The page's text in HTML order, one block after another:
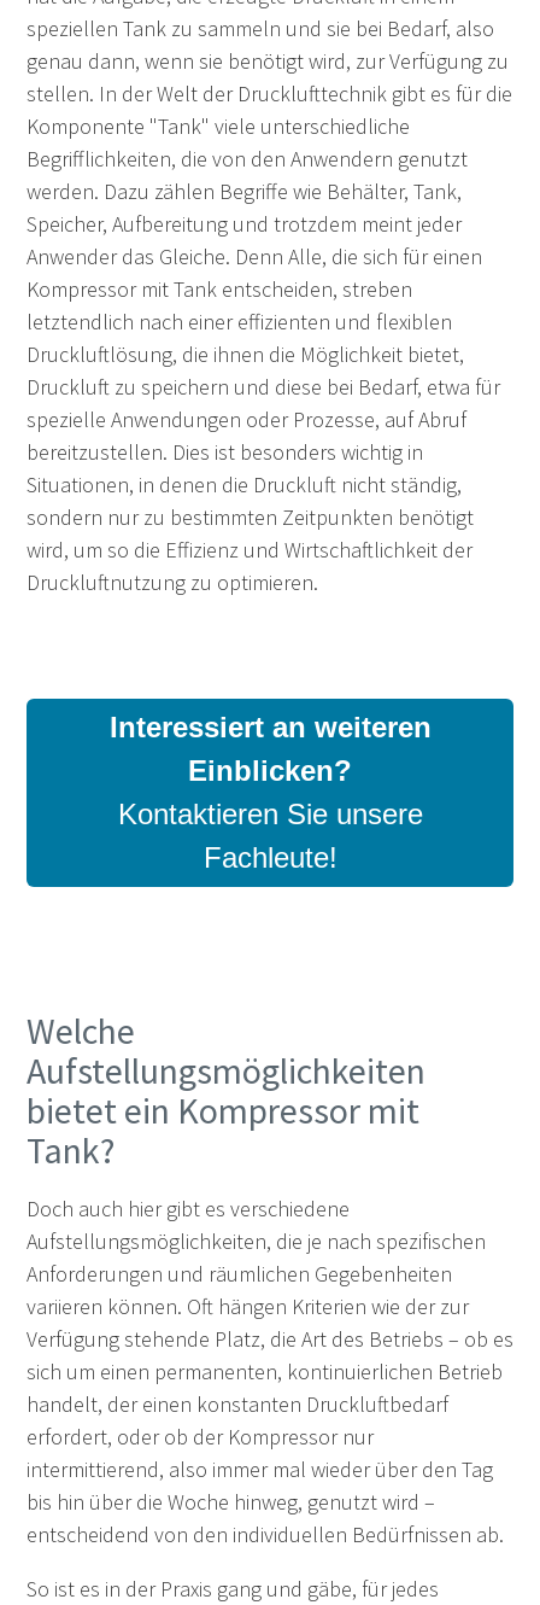
speziellen Tank zu sammeln und sie bei Bedarf, also
genau dann, wenn sie benötigt wird, zur Verfügung zu
stellen. In der Welt der Drucklufttechnik gibt es für die
Komponente "Tank" viele unterschiedliche
Begrifflichkeiten, die von den Anwendern genutzt
werden. Dazu zählen Begriffe wie Behälter, Tank,
Speicher, Aufbereitung und trotzdem meint jeder
Anwender das Gleiche. Denn Alle, die sich für einen
Kompressor mit Tank entscheiden, streben
letztendlich nach einer effizienten und flexiblen
Druckluftlösung, die ihnen die Möglichkeit bietet,
Druckluft zu speichern und diese bei Bedarf, etwa für
spezielle Anwendungen oder Prozesse, auf Abruf
bereitzustellen. Dies ist besonders wichtig in
Situationen, in denen die Druckluft nicht ständig,
sondern nur zu bestimmten Zeitpunkten benötigt
wird, um so die Effizienz und Wirtschaftlichkeit der
Druckluftnutzung zu optimieren.
Interessiert an weiteren
Einblicken?
Kontaktieren Sie unsere
Fachleute!
Welche
Aufstellungsmöglichkeiten
bietet ein Kompressor mit
Tank?
Doch auch hier gibt es verschiedene
Aufstellungsmöglichkeiten, die je nach spezifischen
Anforderungen und räumlichen Gegebenheiten
variieren können. Oft hängen Kriterien wie der zur
Verfügung stehende Platz, die Art des Betriebs – ob es
sich um einen permanenten, kontinuierlichen Betrieb
handelt, der einen konstanten Druckluftbedarf
erfordert, oder ob der Kompressor nur
intermittierend, also immer mal wieder über den Tag
bis hin über die Woche hinweg, genutzt wird –
entscheidend von den individuellen Bedürfnissen ab.
So ist es in der Praxis gang und gäbe, für jedes